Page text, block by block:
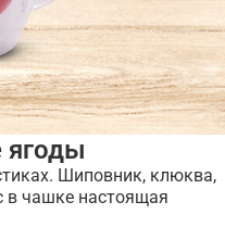
ягоды
Шиповник, клюква,
в чашке настоящая